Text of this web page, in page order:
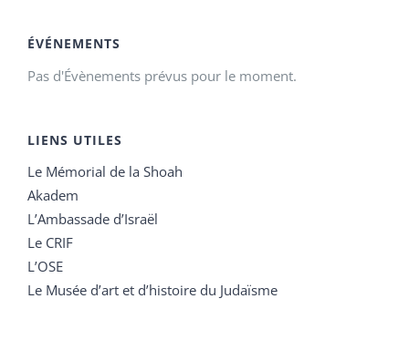
ÉVÉNEMENTS
Pas d'Évènements prévus pour le moment.
LIENS UTILES
Le Mémorial de la Shoah
Akadem
L’Ambassade d’Israël
Le CRIF
L’OSE
Le Musée d’art et d’histoire du Judaïsme